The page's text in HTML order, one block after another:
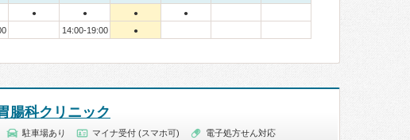
● ● ● ●
14:00-19:00 ●
腸科クリニック
駐車場あり マイナ受付 (スマホ可) 電子処方せん対応